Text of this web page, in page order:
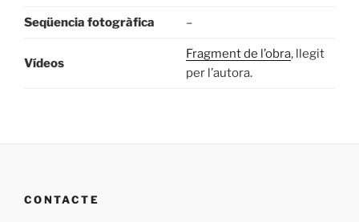
Seqüencia fotogràfica –
Vídeos
Fragment de l’obra, llegit
per l’autora.
CONTACTE